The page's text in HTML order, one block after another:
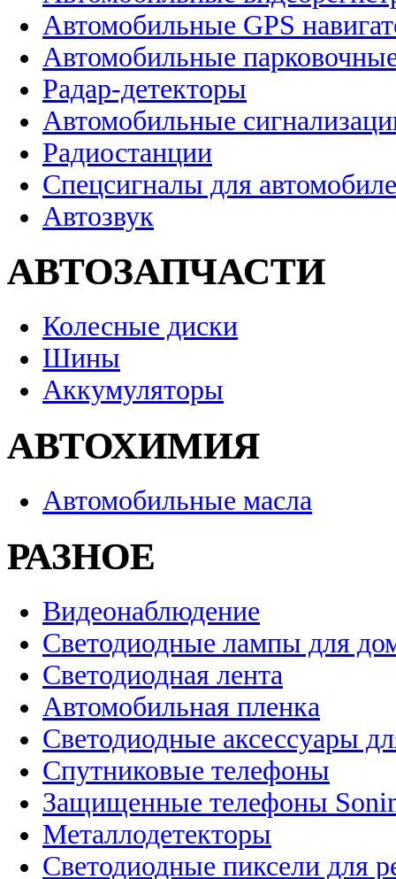
Автомобильные GPS
Автомобильные
Радар-детекторы
Автомобильные
Радиостанции
Спецсигналы для
Автозвук
АВТОЗАПЧАСТИ
Колесные диски
Шины
Аккумуляторы
АВТОХИМИЯ
Автомобильные масла
РАЗНОЕ
Видеонаблюдение
Светодиодные лампы для
Светодиодная лента
Автомобильная пленка
Светодиодные аксессуары
Спутниковые телефоны
Защищенные телефоны
Металлодетекторы
Светодиодные пиксели для